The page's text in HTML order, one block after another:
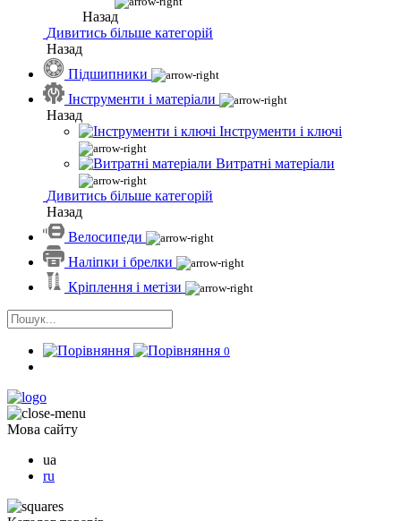
Назад
Дивитись більше категорій
Назад
Підшипники
Інструменти і матеріали
Назад
Інструменти і ключі
Витратні матеріали
Дивитись більше категорій
Назад
Велосипеди
Наліпки і брелки
Кріплення і метізи
0
Мова сайту
ua
ru